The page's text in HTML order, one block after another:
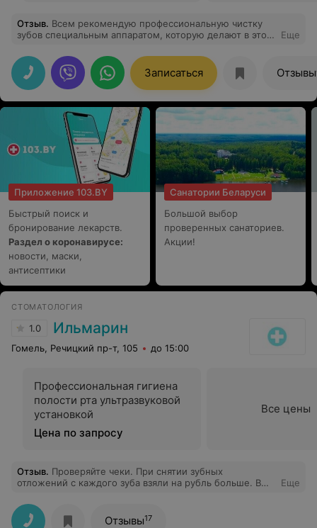
Отзыв. Всем рекомендую профессиональную чистку
зубов специальным аппаратом, которую делают в этом
освобождения. Я просто в восторге! Делаю уже
второй раз. Все профессионально и очень комфортно,
с заботой о пациенте. Благодарю за
высококачественную работу всего коллектива!
Еще
Записаться Отзывы
Приложение 103.BY
Быстрый поиск и
бронирование лекарств.
Раздел о коронавирусе:
новости, маски,
антисептики
Санатории Беларуси
Большой выбор
проверенных санаториев.
Акции!
СТОМАТОЛОГИЯ
1.0 Ильмарин
Гомель, Речицкий пр-т, 105 до 15:00
Профессиональная гигиена
полости рта ультразвуковой
установкой
Цена по запросу
Все цены
Отзыв. Проверяйте чеки. При снятии зубных
отложений с каждого зуба взяли на рубль больше. В
целый рубль, конечно, в их сторону. Не рекомендую.
Еще
Отзывы17